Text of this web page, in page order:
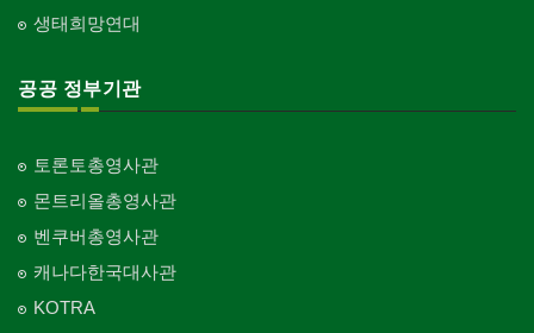
생태희망연대
공공 정부기관
토론토총영사관
몬트리올총영사관
벤쿠버총영사관
캐나다한국대사관
KOTRA